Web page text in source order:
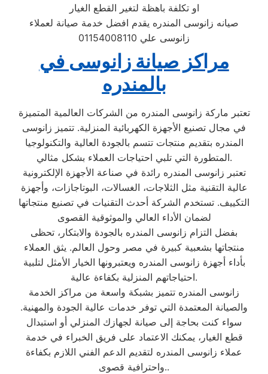
او تكلفة باهظة لتغير القطع الغيار
صيانه زانوسى المندره يقدم افضل خدمة صيانة لعملاء
زانوسى علي 01154008110
مراكز صيانة زانوسى في
بالمندره
تعتبر ماركة زانوسى المندره من الشركات العالمية المتميزة
في مجال تصنيع الأجهزة الكهربائية المنزلية. تتميز زانوسى
المندره بتقديم منتجات تتسم بالجودة العالية والتكنولوجيا
المتطورة التي تلبي احتياجات العملاء بشكل مثالي.
تعتبر زانوسى المندره رائدة في صناعة الأجهزة الإلكترونية
عالية التقنية مثل الثلاجات، الغسالات، البوتاجازات، وأجهزة
التكييف. تستخدم الشركة أحدث التقنيات في تصنيع منتجاتها
لضمان الأداء العالي والموثوقية القصوى
بفضل التزام زانوسى المندره بالجودة والابتكار، تحظى
منتجاتها بشعبية كبيرة في مصر وحول العالم. يثق العملاء
بأداء أجهزة زانوسى المندره ويعتبرونها الخيار الأمثل لتلبية
احتياجاتهم المنزلية بكفاءة عالية.
زانوسى المندره تتميز بشبكة واسعة من مراكز الخدمة
والصيانة المعتمدة التي توفر خدمات عالية الجودة والمهنية.
سواء كنت بحاجة إلى صيانة لجهازك المنزلي أو استبدال
قطع الغيار، يمكنك الاعتماد على فريق الخبراء في خدمة
عملاء زانوسى المندره لتقديم الدعم الفني اللازم بكفاءة
واحترافية قصوى..